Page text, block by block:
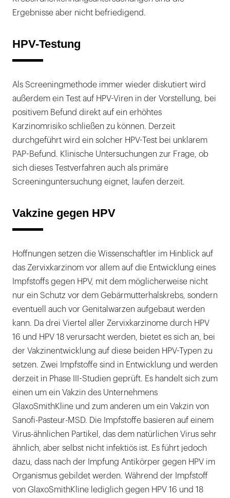
Ergebnisse aber nicht befriedigend.
HPV-Testung
Als Screeningmethode immer wieder diskutiert wird
außerdem ein Test auf HPV-Viren in der Vorstellung, bei
positivem Befund direkt auf ein erhöhtes
Karzinomrisiko schließen zu können. Derzeit
durchgeführt wird ein solcher HPV-Test bei unklarem
PAP-Befund. Klinische Untersuchungen zur Frage, ob
sich dieses Testverfahren auch als primäre
Screeninguntersuchung eignet, laufen derzeit.
Vakzine gegen HPV
Hoffnungen setzen die Wissenschaftler im Hinblick auf
das Zervixkarzinom vor allem auf die Entwicklung eines
Impfstoffs gegen HPV, mit dem möglicherweise nicht
nur ein Schutz vor dem Gebärmutterhalskrebs, sondern
eventuell auch vor Genitalwarzen aufgebaut werden
kann. Da drei Viertel aller Zervixkarzinome durch HPV
16 und HPV 18 verursacht werden, bietet es sich an, bei
der Vakzinentwicklung auf diese beiden HPV-Typen zu
setzen. Zwei Impfstoffe sind in Entwicklung und werden
derzeit in Phase III-Studien geprüft. Es handelt sich zum
einen um ein Vakzin des Unternehmens
GlaxoSmithKline und zum anderen um ein Vakzin von
Sanofi-Pasteur-MSD. Die Impfstoffe basieren auf einem
Virus-ähnlichen Partikel, das dem natürlichen Virus sehr
ähnlich, aber selbst nicht infektiös ist. Es führt jedoch
dazu, dass nach der Impfung Antikörper gegen HPV im
Organismus gebildet werden. Während der Impfstoff
von GlaxoSmithKline lediglich gegen HPV 16 und 18